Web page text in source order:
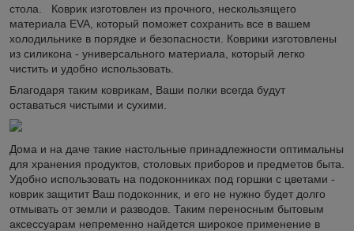
стола. Коврик изготовлен из прочного, нескользящего
материала EVA, который поможет сохранить все в вашем
холодильнике в порядке и безопасности. Коврики изготовлены
из силикона - универсального материала, который легко
чистить и удобно использовать.
Благодаря таким коврикам, Ваши полки всегда будут
оставаться чистыми и сухими.
Дома и на даче такие настольные принадлежности оптимальны
для хранения продуктов, столовых приборов и предметов быта.
Удобно использовать на подоконниках под горшки с цветами -
коврик защитит Ваш подоконник, и его не нужно будет долго
отмывать от земли и разводов. Таким переносным бытовым
аксессуарам непременно найдется широкое применение в